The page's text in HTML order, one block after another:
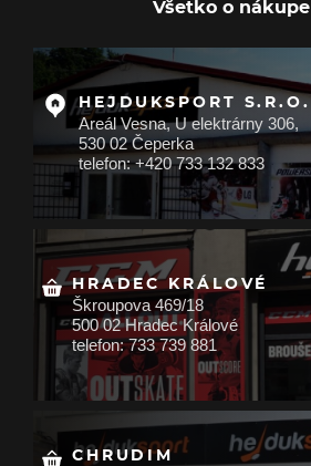
Všetko o nákupe
HEJDUKSPORT S.R.O.
Areál Vesna, U elektrárny 306,
530 02 Čeperka
telefon: +420 733 132 833
HRADEC KRÁLOVÉ
Škroupova 469/18
500 02 Hradec Králové
telefon: 733 739 881
CHRUDIM